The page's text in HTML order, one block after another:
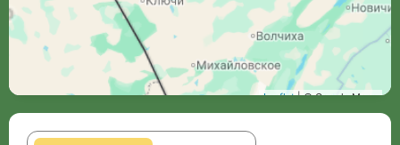
Leaflet| © Google Maps